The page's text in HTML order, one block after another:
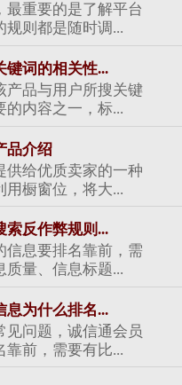
最重要的是了解平台
规则都是随时调...
键词的相关性...
产品与用户所搜关键
的内容之一，标...
品介绍
供给优质卖家的一种
用橱窗位，将大...
索反作弊规则...
信息要排名靠前，需
质量、信息标题...
息为什么排名...
见问题，诚信通会员
靠前，需要有比...